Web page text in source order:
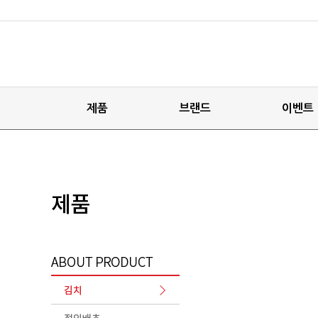
제품 브랜드 이벤트